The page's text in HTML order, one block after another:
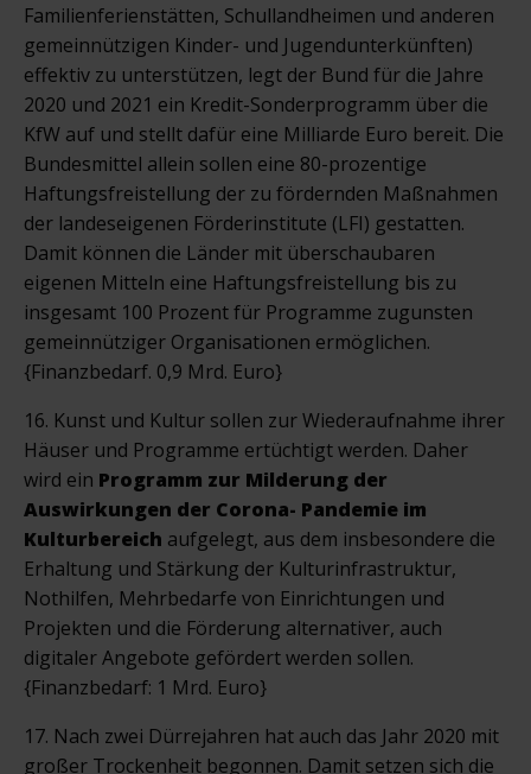
Familienferienstätten, Schullandheimen und anderen
gemeinnützigen Kinder- und Jugendunterkünften)
effektiv zu unterstützen, legt der Bund für die Jahre
2020 und 2021 ein Kredit-Sonderprogramm über die
KfW auf und stellt dafür eine Milliarde Euro bereit. Die
Bundesmittel allein sollen eine 80-prozentige
Haftungsfreistellung der zu fördernden Maßnahmen
der landeseigenen Förderinstitute (LFI) gestatten.
Damit können die Länder mit überschaubaren
eigenen Mitteln eine Haftungsfreistellung bis zu
insgesamt 100 Prozent für Programme zugunsten
gemeinnütziger Organisationen ermöglichen.
{Finanzbedarf. 0,9 Mrd. Euro}
16. Kunst und Kultur sollen zur Wiederaufnahme ihrer
Häuser und Programme ertüchtigt werden. Daher
wird ein Programm zur Milderung der
Auswirkungen der Corona- Pandemie im
Kulturbereich aufgelegt, aus dem insbesondere die
Erhaltung und Stärkung der Kulturinfrastruktur,
Nothilfen, Mehrbedarfe von Einrichtungen und
Projekten und die Förderung alternativer, auch
digitaler Angebote gefördert werden sollen.
{Finanzbedarf: 1 Mrd. Euro}
17. Nach zwei Dürrejahren hat auch das Jahr 2020 mit
großer Trockenheit begonnen. Damit setzen sich die